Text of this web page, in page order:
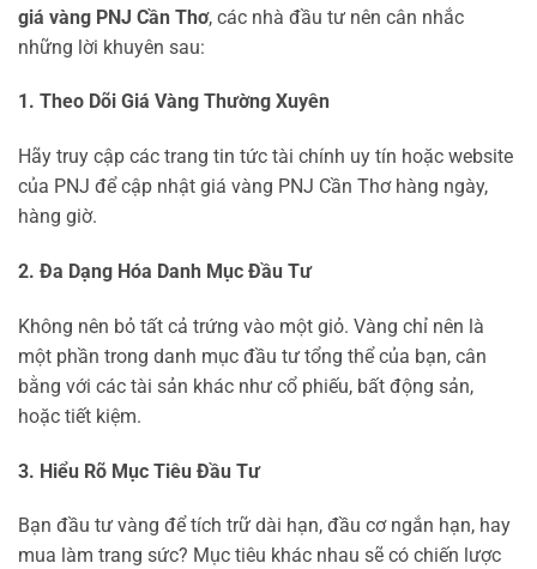
giá vàng PNJ Cần Thơ, các nhà đầu tư nên cân nhắc
những lời khuyên sau:
1. Theo Dõi Giá Vàng Thường Xuyên
Hãy truy cập các trang tin tức tài chính uy tín hoặc website
của PNJ để cập nhật giá vàng PNJ Cần Thơ hàng ngày,
hàng giờ.
2. Đa Dạng Hóa Danh Mục Đầu Tư
Không nên bỏ tất cả trứng vào một giỏ. Vàng chỉ nên là
một phần trong danh mục đầu tư tổng thể của bạn, cân
bằng với các tài sản khác như cổ phiếu, bất động sản,
hoặc tiết kiệm.
3. Hiểu Rõ Mục Tiêu Đầu Tư
Bạn đầu tư vàng để tích trữ dài hạn, đầu cơ ngắn hạn, hay
mua làm trang sức? Mục tiêu khác nhau sẽ có chiến lược